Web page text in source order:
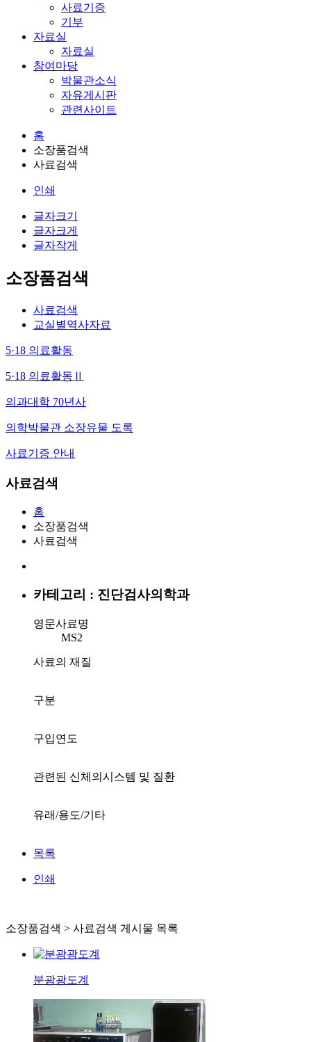
사료기증
기부
자료실
자료실
참여마당
박물관소식
자유게시판
관련사이트
홈
소장품검색
사료검색
인쇄
글자크기
글자크게
글자작게
소장품검색
사료검색
교실별역사자료
5·18 의료활동
5·18 의료활동Ⅱ
의과대학 70년사
의학박물관 소장유물 도록
사료기증 안내
사료검색
홈
소장품검색
사료검색
카테고리 : 진단검사의학과
영문사료명
MS2
사료의 재질
구분
구입연도
관련된 신체의시스템 및 질환
유래/용도/기타
목록
인쇄
소장품검색 > 사료검색 게시물 목록
분광광도계